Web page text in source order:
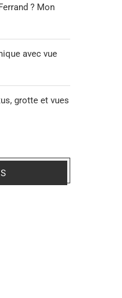
? Mon
avec vue
grotte et vues